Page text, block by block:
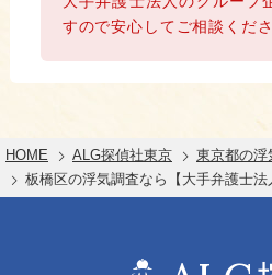
すので安心してご相談くださ
HOME ALG探偵社東京
東京都の浮
板橋区の浮気調査なら【大手弁護士法